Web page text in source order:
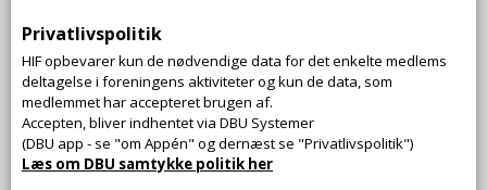
Privatlivspolitik
HIF opbevarer kun de nødvendige data for det enkelte medlems
deltagelse i foreningens aktiviteter og kun de data, som
medlemmet har accepteret brugen af.
Accepten, bliver indhentet via DBU Systemer
(DBU app - se "om Appén" og dernæst se "Privatlivspolitik")
Læs om DBU samtykke politik her